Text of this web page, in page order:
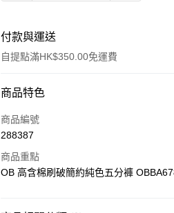
付款與運送
自提點滿HK$350.00免運費
付款方式
信用卡
AlipayHK
商品特色
商品編號
288387
商品重點
OB 高含棉刷破簡約純色五分褲